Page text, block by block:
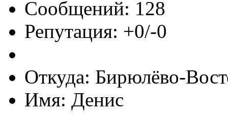
Сообщений: 128
Репутация: +0/-0
Откуда: Бирюлёво-
Имя: Денис